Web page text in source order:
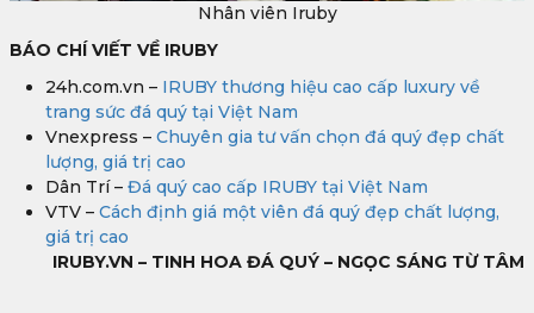
Nhân viên Iruby
BÁO CHÍ VIẾT VỀ IRUBY
24h.com.vn – IRUBY thương hiệu cao cấp luxury về
trang sức đá quý tại Việt Nam
Vnexpress – Chuyên gia tư vấn chọn đá quý đẹp chất
lượng, giá trị cao
Dân Trí – Đá quý cao cấp IRUBY tại Việt Nam
VTV – Cách định giá một viên đá quý đẹp chất lượng,
giá trị cao
IRUBY.VN – TINH HOA ĐÁ QUÝ – NGỌC SÁNG TỪ TÂM